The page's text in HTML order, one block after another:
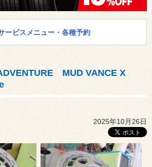
ービスメニュー・各種予約
MUD VANCE X
2025年10月26日